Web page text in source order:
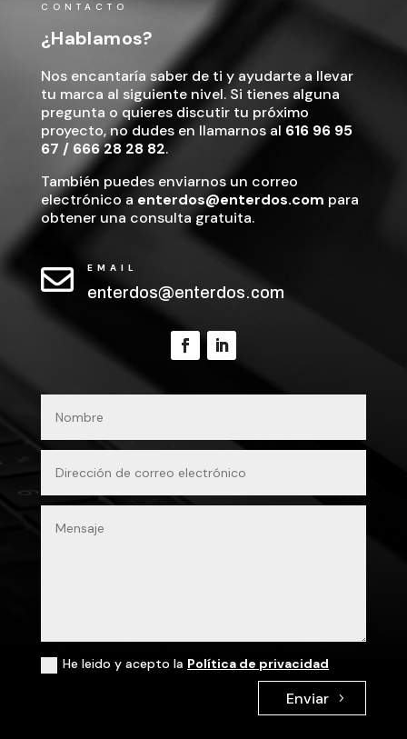
CONTACTO
¿Hablamos?
Nos encantaría saber de ti y ayudarte a llevar
tu marca al siguiente nivel. Si tienes alguna
pregunta o quieres discutir tu próximo
proyecto, no dudes en llamarnos al 616 96 95
67 / 666 28 28 82.
También puedes enviarnos un correo
electrónico a enterdos@enterdos.com para
obtener una consulta gratuita.
 EMAIL
enterdos@enterdos.com
He leido y acepto la Política de privacidad
Enviar